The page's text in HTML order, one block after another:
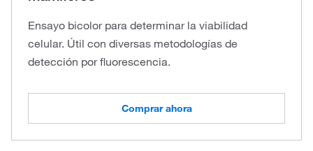
Ensayo bicolor para determinar la viabilidad
celular. Útil con diversas metodologías de
detección por fluorescencia.
Comprar ahora